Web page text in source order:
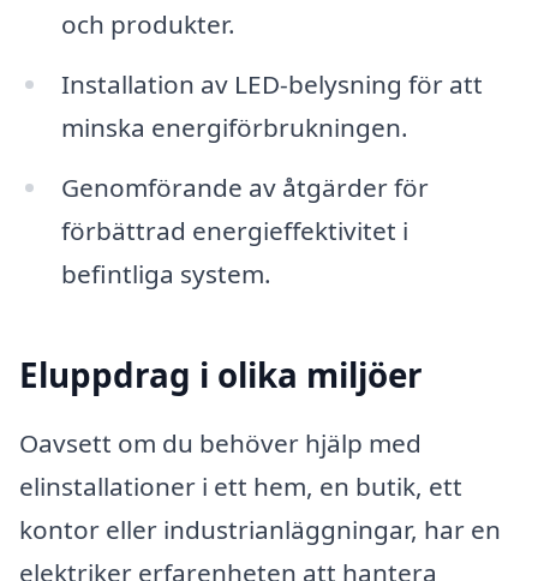
och produkter.
Installation av LED-belysning för att
minska energiförbrukningen.
Genomförande av åtgärder för
förbättrad energieffektivitet i
befintliga system.
Eluppdrag i olika miljöer
Oavsett om du behöver hjälp med
elinstallationer i ett hem, en butik, ett
kontor eller industrianläggningar, har en
elektriker erfarenheten att hantera